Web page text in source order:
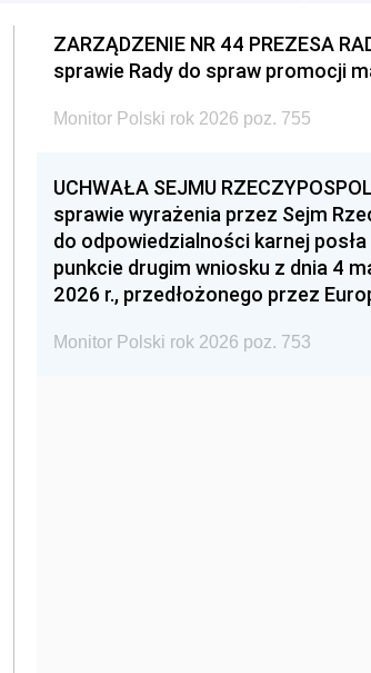
ZARZĄDZENIE NR 44 PREZESA
sprawie Rady do spraw promocji
Monitor Polski rok 2026 poz. 755
UCHWAŁA SEJMU
sprawie wyrażenia przez Sejm
do odpowiedzialności karnej
punkcie drugim wniosku z dnia 4
2026 r., przedłożonego przez
Monitor Polski rok 2026 poz. 753